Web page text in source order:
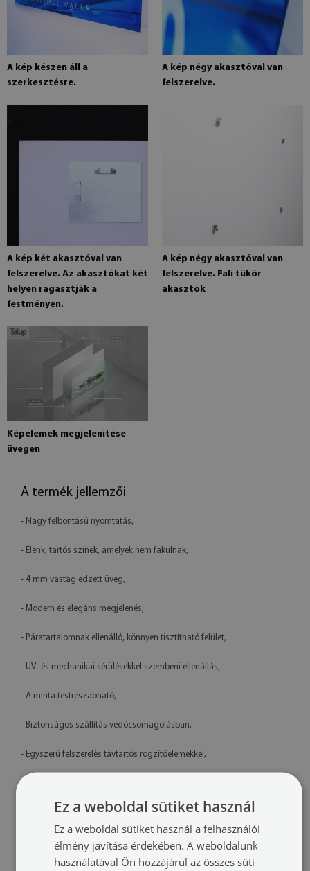
A kép készen áll a
szerkesztésre.
A kép négy akasztóval van
felszerelve.
A kép két akasztóval van
felszerelve. Az akasztókat két
helyen ragasztják a
festményen.
A kép négy akasztóval van
felszerelve. Fali tükör
akasztók
Képelemek megjelenítése
üvegen
A termék jellemzői
- Nagy felbontású nyomtatás,
- Élénk, tartós színek, amelyek nem fakulnak,
- 4 mm vastag edzett üveg,
- Modern és elegáns megjelenés,
- Páratartalomnak ellenálló, könnyen tisztítható felület,
- UV- és mechanikai sérülésekkel szembeni ellenállás,
- A minta testreszabható,
- Biztonságos szállítás védőcsomagolásban,
- Egyszerű felszerelés távtartós rögzítőelemekkel,
Műszaki adatok
Méretek:100x50 cm, 125x50 cm, 120x60 cm, 140x70 cm
Ez a weboldal sütiket használ
Ez a weboldal sütiket használ a felhasználói
élmény javítása érdekében. A weboldalunk
használatával Ön hozzájárul az összes süti